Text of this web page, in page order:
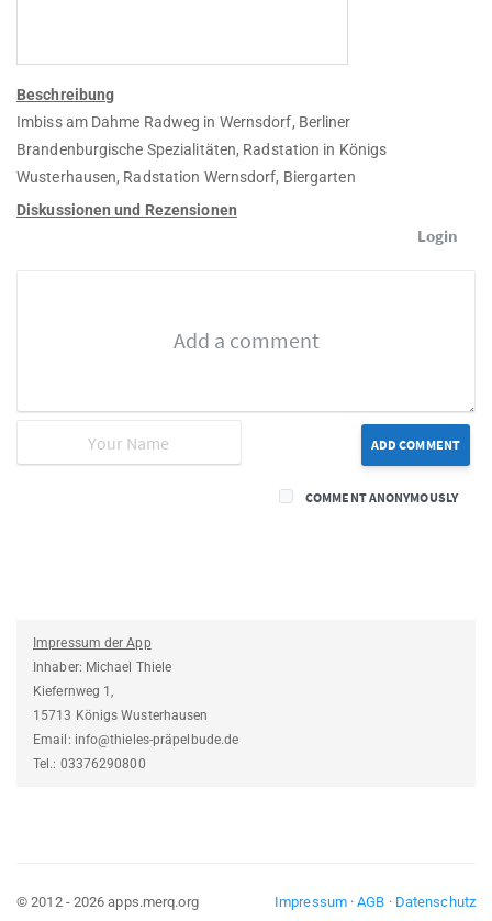
Beschreibung
Imbiss am Dahme Radweg in Wernsdorf, Berliner
Brandenburgische Spezialitäten, Radstation in Königs
Wusterhausen, Radstation Wernsdorf, Biergarten
Diskussionen und Rezensionen
Login
ADD COMMENT
COMMENT ANONYMOUSLY
Impressum der App
Inhaber: Michael Thiele
Kiefernweg 1,
15713 Königs Wusterhausen
Email: info@thieles-präpelbude.de
Tel.: 03376290800
Impressum·AGB · Datenschutz
© 2012 - 2026 apps.merq.org